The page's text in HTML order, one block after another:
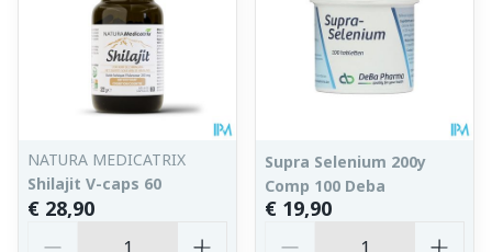
NATURA MEDICATRIX
Shilajit V-caps 60
€ 28,90
Supra Selenium 200y
Comp 100 Deba
€ 19,90